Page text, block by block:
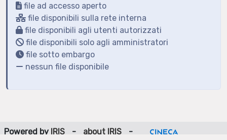
file ad accesso aperto
file disponibili sulla rete interna
file disponibili agli utenti autorizzati
file disponibili solo agli amministratori
file sotto embargo
nessun file disponibile
Powered by IRIS - about IRIS
-